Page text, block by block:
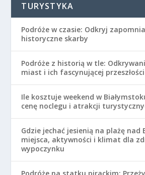
TURYSTYKA
Podróże w czasie: Odkryj
historyczne skarby
Podróże z historią w tle:
miast i ich fascynującej przeszłości
Ile kosztuje weekend w
cenę noclegu i atrakcji
Gdzie jechać jesienią na plażę nad
miejsca, aktywności i klimat dla
wypoczynku